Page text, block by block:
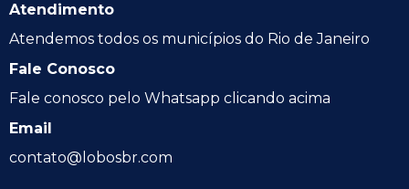
Atendimento
Atendemos todos os municípios do Rio de Janeiro
Fale Conosco
Fale conosco pelo Whatsapp clicando acima
Email
contato@lobosbr.com